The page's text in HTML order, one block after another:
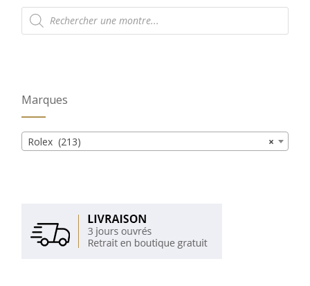
Recherche
de
produits
Marques
×
Rolex (213)